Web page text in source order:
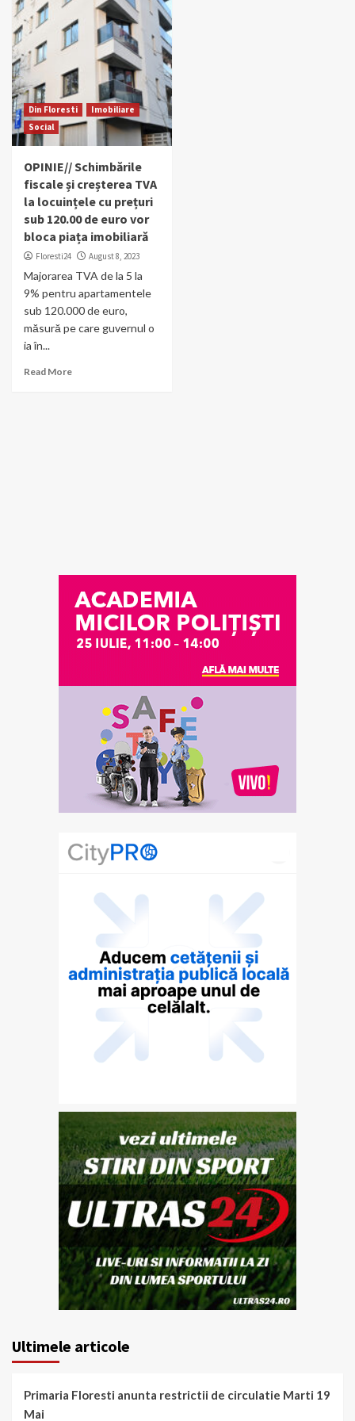
Din Floresti
Imobiliare
Social
OPINIE// Schimbările
fiscale și creșterea TVA
la locuințele cu prețuri
sub 120.00 de euro vor
bloca piața imobiliară
Floresti24 August 8, 2023
Majorarea TVA de la 5 la
9% pentru apartamentele
sub 120.000 de euro,
măsură pe care guvernul o
ia în...
Read More
Ultimele articole
Primaria Floresti anunta restrictii de circulatie Marti 19
Mai